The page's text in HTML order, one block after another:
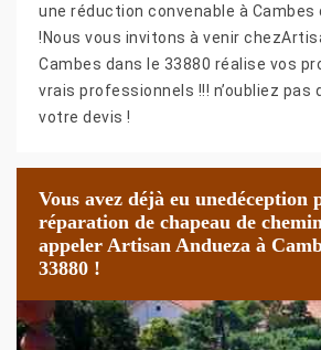
une réduction convenable à Cambes
!Nous vous invitons à venir
Cambes dans le 33880 réalise vos
vrais professionnels !!! n’oubliez pas
votre devis !
Vous avez déjà eu unedéception
réparation de chapeau de
appeler Artisan Andueza à
33880 !